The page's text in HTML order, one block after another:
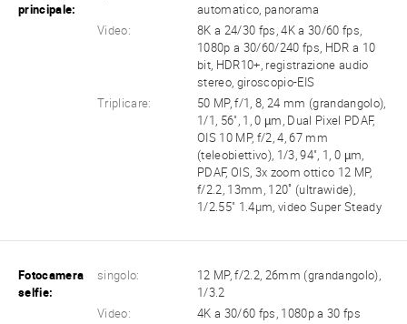
principale:
automatico, panorama
Video:
8K a 24/30 fps, 4K a 30/60 fps,
1080p a 30/60/240 fps, HDR a 10
bit, HDR10+, registrazione audio
stereo, giroscopio-EIS
Triplicare:
50 MP, f/1, 8, 24 mm (grandangolo),
1/1, 56", 1, 0 µm, Dual Pixel PDAF,
OIS 10 MP, f/2, 4, 67 mm
(teleobiettivo), 1/3, 94", 1, 0 µm,
PDAF, OIS, 3x zoom ottico 12 MP,
f/2.2, 13mm, 120˚ (ultrawide),
1/2.55" 1.4μm, video Super Steady
Fotocamera
selfie:
singolo:
12 MP, f/2.2, 26mm (grandangolo),
1/3.2
Video:
4K a 30/60 fps, 1080p a 30 fps